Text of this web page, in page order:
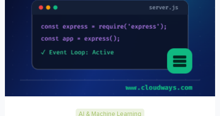
AI & Machine Learning